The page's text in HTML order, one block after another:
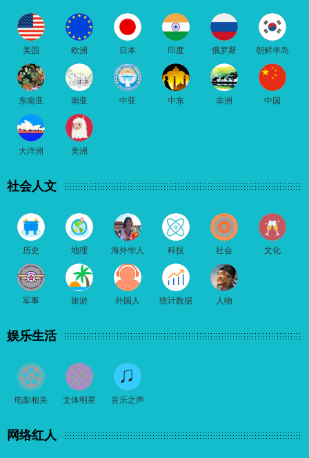
美国 欧洲 日本 印度 俄罗斯 朝鲜半岛
东南亚 南亚 中亚 中东 非洲 中国
大洋洲 美洲
社会人文
历史 地理 海外华人 科技 社会 文化
军事 旅游 外国人 统计数据 人物
娱乐生活
电影相关 文体明星 音乐之声
网络红人